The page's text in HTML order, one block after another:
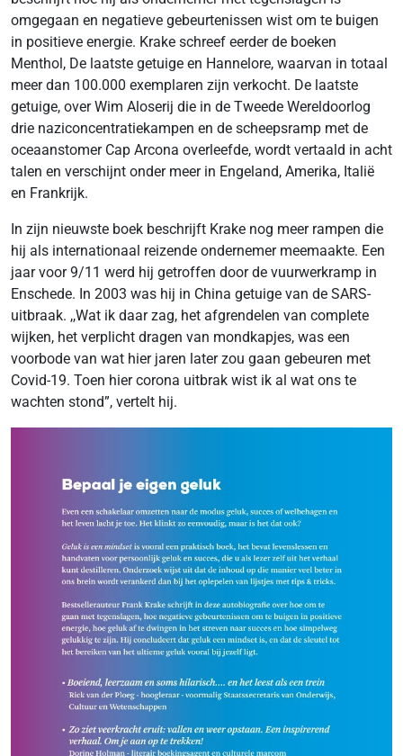
omgegaan en negatieve gebeurtenissen wist om te buigen
in positieve energie. Krake schreef eerder de boeken
Menthol, De laatste getuige en Hannelore, waarvan in totaal
meer dan 100.000 exemplaren zijn verkocht. De laatste
getuige, over Wim Aloserij die in de Tweede Wereldoorlog
drie naziconcentratiekampen en de scheepsramp met de
oceaanstomer Cap Arcona overleefde, wordt vertaald in acht
talen en verschijnt onder meer in Engeland, Amerika, Italië
en Frankrijk.
In zijn nieuwste boek beschrijft Krake nog meer rampen die
hij als internationaal reizende ondernemer meemaakte. Een
jaar voor 9/11 werd hij getroffen door de vuurwerkramp in
Enschede. In 2003 was hij in China getuige van de SARS-
uitbraak. ,,Wat ik daar zag, het afgrendelen van complete
wijken, het verplicht dragen van mondkapjes, was een
voorbode van wat hier jaren later zou gaan gebeuren met
Covid-19. Toen hier corona uitbrak wist ik al wat ons te
wachten stond”, vertelt hij.